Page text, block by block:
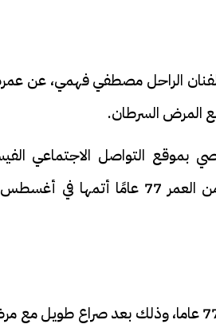
الراحل مصطفي فهمي، عن
المرض السرطان.
التواصل الاجتماعي
وقد رحل الفنان مصطفى فهمي، عن عمر يناهز 77 عاما،